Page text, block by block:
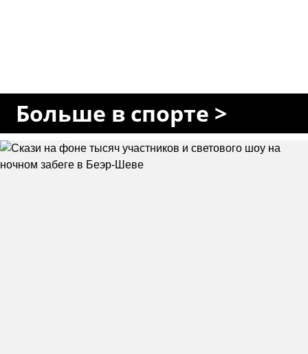
Больше в спорте >